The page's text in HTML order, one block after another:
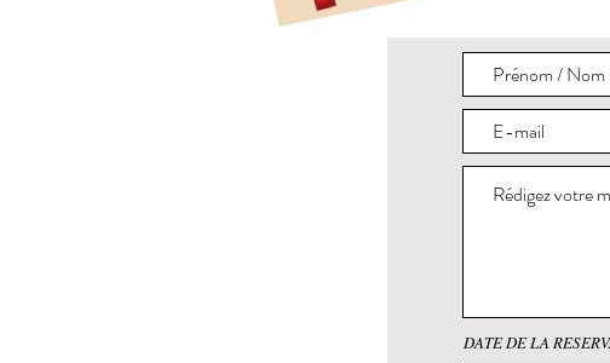
DATE DE LA